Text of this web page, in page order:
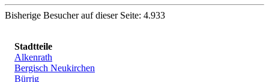
Bisherige Besucher auf dieser Seite: 4.933
Stadtteile
Alkenrath
Bergisch Neukirchen
Bürrig